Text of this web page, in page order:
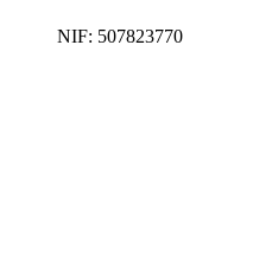
NIF: 507823770